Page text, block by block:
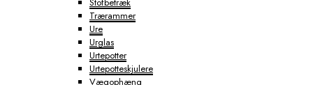
Trærammer
Ure
Urglas
Urtepotter
Urtepotteskjulere
Vægophæng